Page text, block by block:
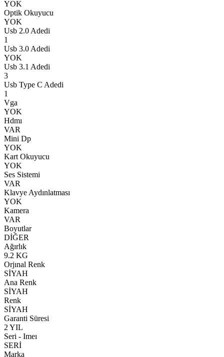
YOK
Optik Okuyucu
YOK
Usb 2.0 Adedi
1
Usb 3.0 Adedi
YOK
Usb 3.1 Adedi
3
Usb Type C Adedi
1
Vga
YOK
Hdmı
VAR
Mini Dp
YOK
Kart Okuyucu
YOK
Ses Sistemi
VAR
Klavye Aydınlatması
YOK
Kamera
VAR
Boyutlar
DİĞER
Ağırlık
9.2 KG
Orjınal Renk
SİYAH
Ana Renk
SİYAH
Renk
SİYAH
Garanti Süresi
2 YIL
Seri - Imeı
SERİ
Marka